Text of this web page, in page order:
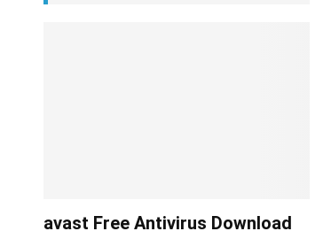
avast Free Antivirus Download